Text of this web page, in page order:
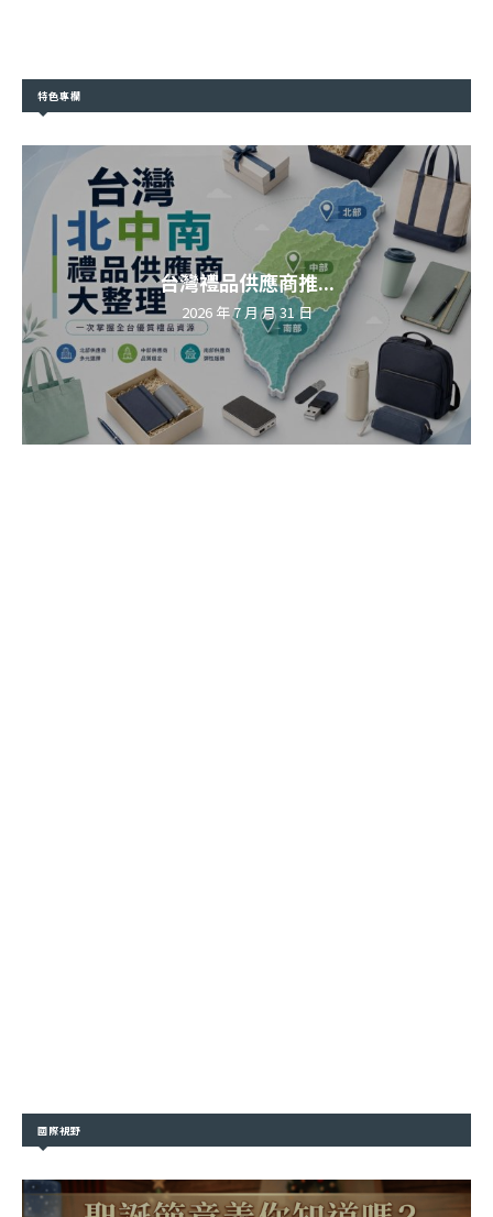
特色專欄
台灣禮品供應商推...
2026 年 7 月 月 31 日
國際視野